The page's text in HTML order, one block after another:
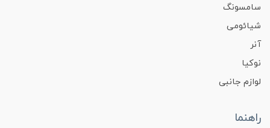
سامسونگ
شیائومی
آنر
نوکیا
لوازم جانبی
راهنما